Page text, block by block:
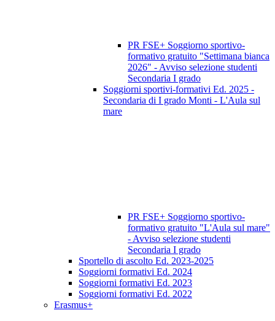
PR FSE+ Soggiorno sportivo-
formativo gratuito "Settimana bianca
2026" - Avviso selezione studenti
Secondaria I grado
Soggiorni sportivi-formativi Ed. 2025 -
Secondaria di I grado Monti - L'Aula sul
mare
PR FSE+ Soggiorno sportivo-
formativo gratuito "L'Aula sul mare"
- Avviso selezione studenti
Secondaria I grado
Sportello di ascolto Ed. 2023-2025
Soggiorni formativi Ed. 2024
Soggiorni formativi Ed. 2023
Soggiorni formativi Ed. 2022
Erasmus+